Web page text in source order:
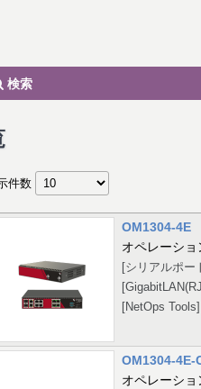
件数
OM1304-4E
オペレーシ
[シリアルポー
[NetOps
OM1304-4E-
オペレーシ
検索